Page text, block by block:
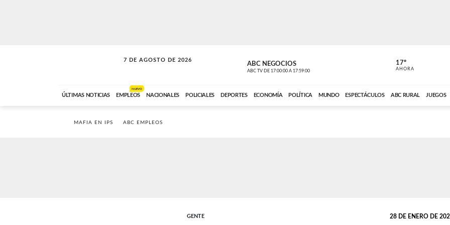
7 DE AGOSTO DE 2026
VITAMINAS ABC NEGOCIOS
ABC TV DE 17:00:00 A 17:59:00 ABC CARDINAL
17º
AHORA
ÚLTIMAS NOTICIAS EMPLEOS
NUEVO
NACIONALES POLICIALES DEPORTES ECONOMÍA POLÍTICA MUNDO ESPECTÁCULOS ABC RURAL JUEGOS
MAFIA EN IPS ABC EMPLEOS
GENTE 28 DE ENERO DE